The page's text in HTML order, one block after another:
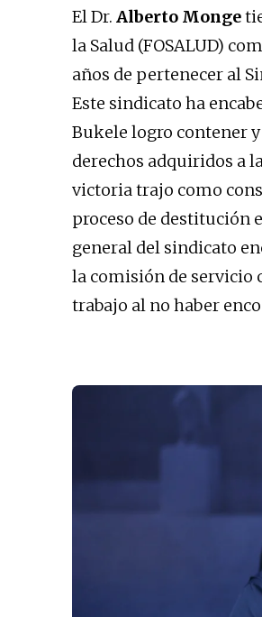
El Dr. Alberto Monge
la Salud (FOSALUD)
años de pertenecer al
Este sindicato ha
Bukele logro contener
derechos adquiridos a
victoria trajo como
proceso de destitución
general del sindicato
la comisión de servicio
trabajo al no haber